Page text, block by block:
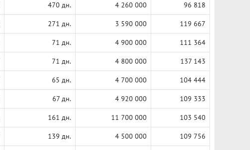
470 дн. 4 260 000 96 818
271 дн. 3 590 000 119 667
71 дн. 4 900 000 111 364
71 дн. 4 800 000 137 143
65 дн. 4 700 000 104 444
67 дн. 4 920 000 109 333
161 дн. 11 700 000 103 540
139 дн. 4 500 000 109 756